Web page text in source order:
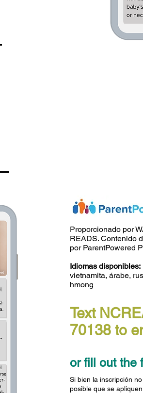
Proporcionado por
READS. Contenido
por ParentPowered
Idiomas disponibles:
vietnamita, árabe,
hmong
Text
70138 to
or fill out the
Si bien la inscripción
posible que se